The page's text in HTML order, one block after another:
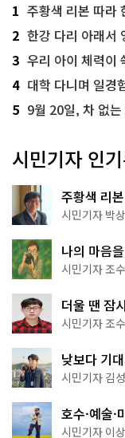
1 주황색 리본 따라 한
2 한강 다리 아래서
3 우리 아이 체력이
4 대학 다니며 일
5 9월 20일, 차 없는
시민기자 인
주황색 리
서울둘레길
시민기자 박
나의 마음
상작 공개!
시민기자 조
더울 땐 잠
·무더위쉼터
시민기자 조
낮보다 기
핑' 예약은?
시민기자 김
호수·예술
아트센터~
시민기자 이